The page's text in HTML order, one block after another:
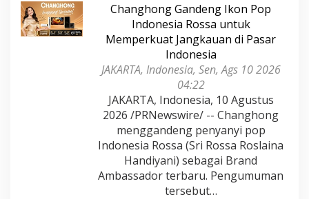
Changhong Gandeng Ikon Pop
Indonesia Rossa untuk
Memperkuat Jangkauan di Pasar
Indonesia
JAKARTA, Indonesia, Sen, Ags 10 2026
04:22
JAKARTA, Indonesia, 10 Agustus
2026 /PRNewswire/ -- Changhong
menggandeng penyanyi pop
Indonesia Rossa (Sri Rossa Roslaina
Handiyani) sebagai Brand
Ambassador terbaru. Pengumuman
tersebut…